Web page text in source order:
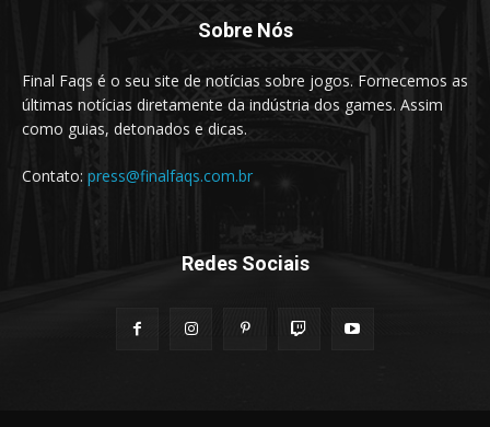
Sobre Nós
Final Faqs é o seu site de notícias sobre jogos. Fornecemos as
últimas notícias diretamente da indústria dos games. Assim
como guias, detonados e dicas.
Contato: press@finalfaqs.com.br
Redes Sociais